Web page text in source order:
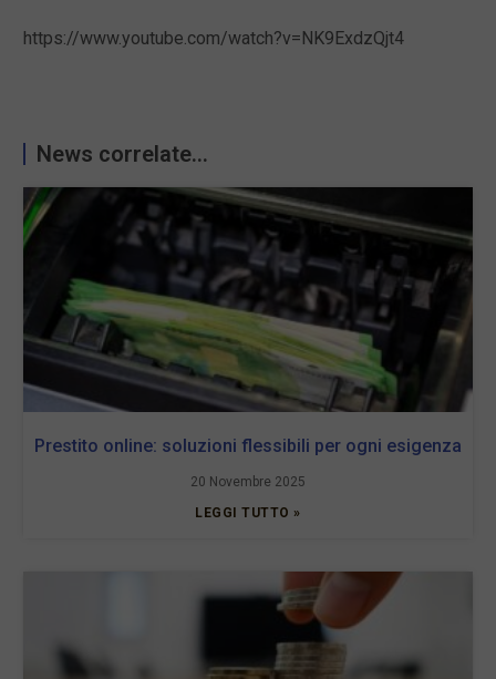
https://www.youtube.com/watch?v=NK9ExdzQjt4
News correlate...
Prestito online: soluzioni flessibili per ogni esigenza
20 Novembre 2025
LEGGI TUTTO »